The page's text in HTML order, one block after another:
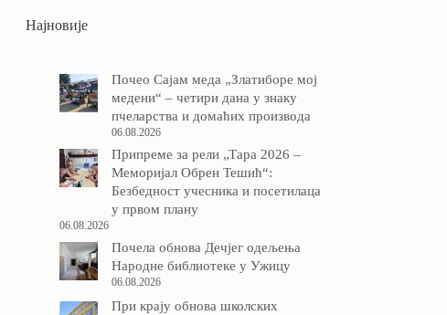
Најновије
Почео Сајам меда „Златиборе мој
медени“ – четири дана у знаку
пчеларства и домаћих производа
06.08.2026
Припреме за рели „Тара 2026 –
Меморијал Обрен Тешић“:
Безбедност учесника и посетилаца
у првом плану
06.08.2026
Почела обнова Дечјег одељења
Народне библиотеке у Ужицу
06.08.2026
При крају обнова школских